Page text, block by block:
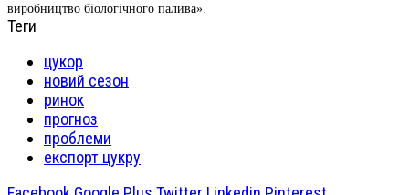
виробництво біологічного палива».
Теги
цукор
новий сезон
ринок
прогноз
проблеми
експорт цукру